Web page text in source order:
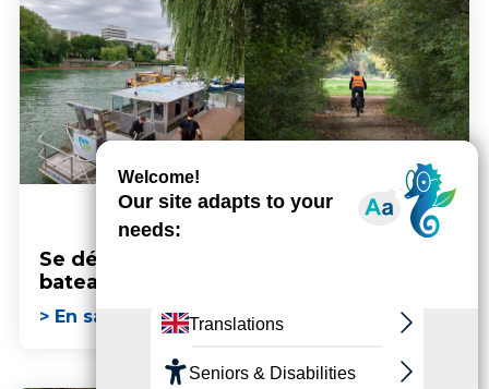
Se déplacer en
bateau
> En savoir plus > En savoir plus